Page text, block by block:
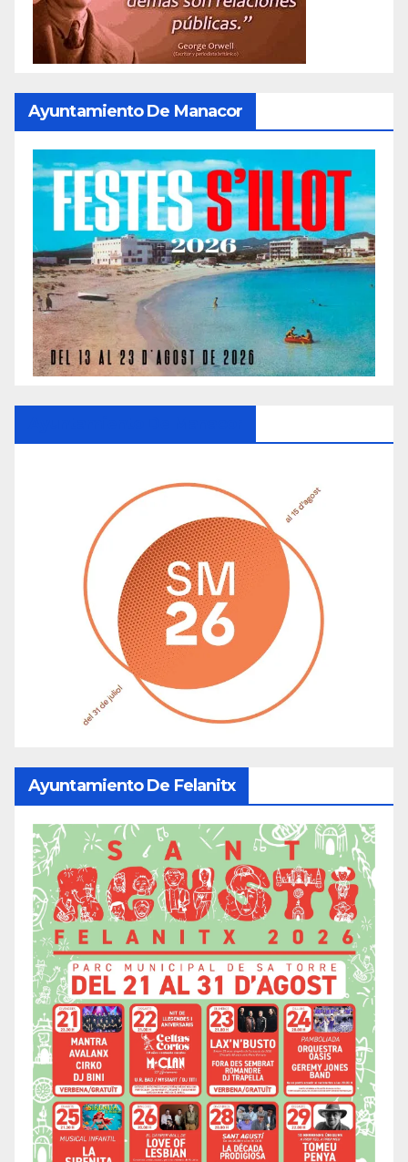
Ayuntamiento De Manacor
Ayuntamiento De Felanitx